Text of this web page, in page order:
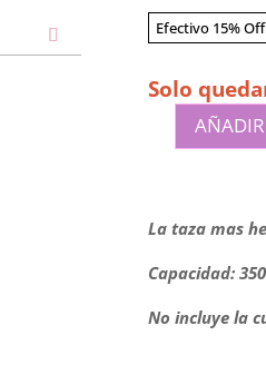
Efectivo 15%
Solo
cantidad
La taza mas
Capacidad:
No incluye la